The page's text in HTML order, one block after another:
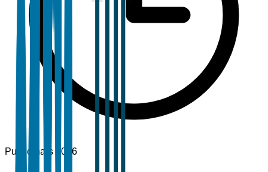
Publié mars 2026